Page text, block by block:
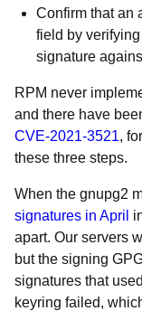
Confirm that an
field by
signature
RPM never
and there have
CVE-2021-3521,
these three steps.
When the gnupg2
signatures in April
apart. Our servers
but the signing
signatures that
keyring failed,